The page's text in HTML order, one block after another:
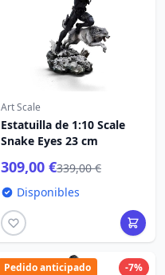
Art Scale
Estatuilla de 1:10 Scale
Snake Eyes 23 cm
309,00 €339,00 €
Disponibles
-7%
Pedido anticipado